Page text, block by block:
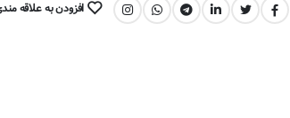
اشتراک گذاری: افزودن به علاقه